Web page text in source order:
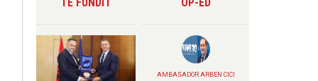
AMBASADOR ARBEN CICI